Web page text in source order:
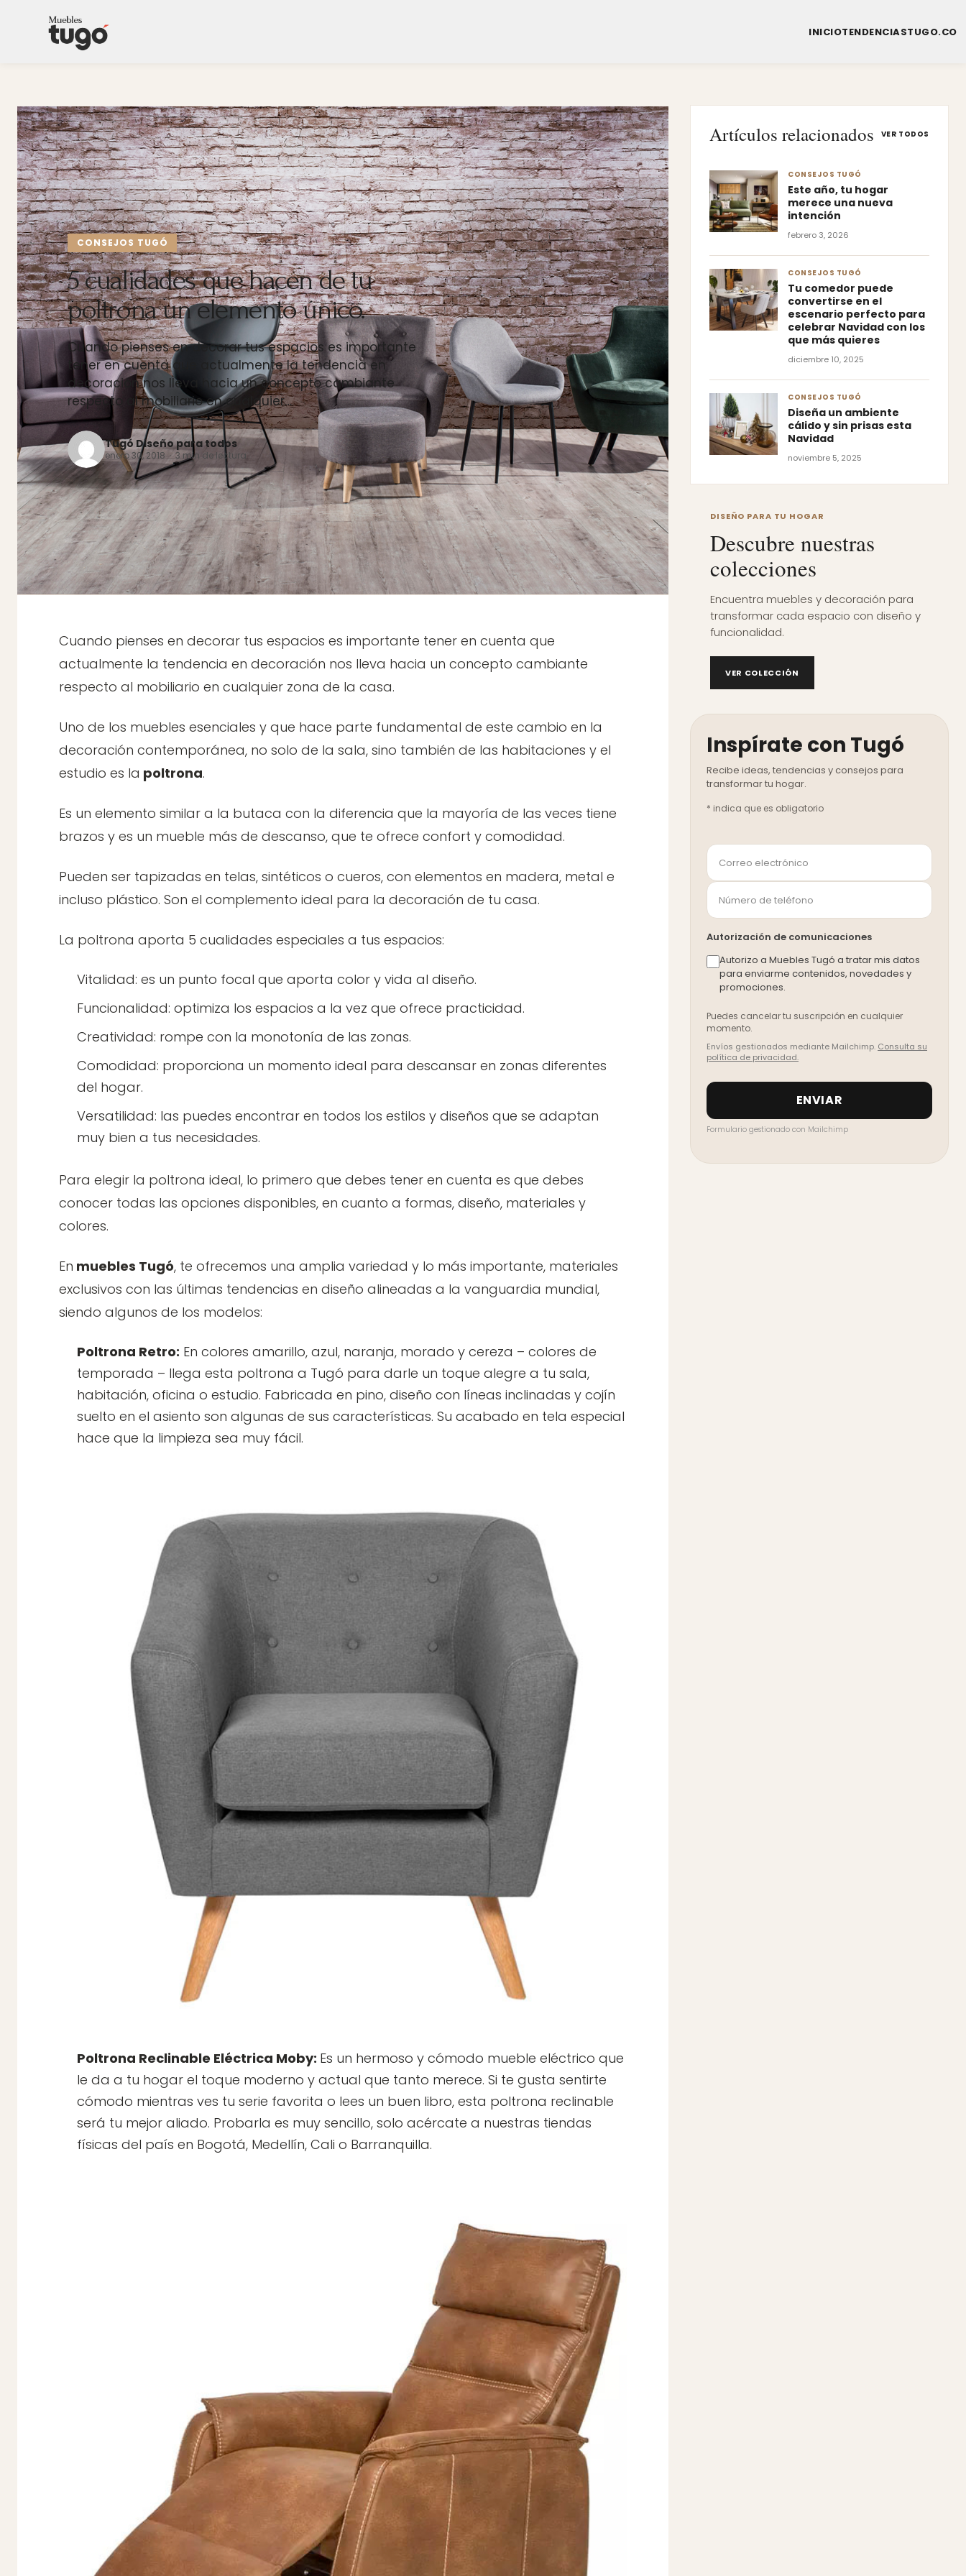
CONSEJOS TUGÓ
5 cualidades que hacen de tu
poltrona un elemento único.
Cuando pienses en decorar tus espacios es importante
tener en cuenta que actualmente la tendencia en
decoración nos lleva hacia un concepto cambiante
respecto al mobiliario en cualquier…
Tugó Diseño para todos
enero 30, 2018 · 3 min de lectura
Cuando pienses en decorar tus espacios es importante tener en cuenta que
actualmente la tendencia en decoración nos lleva hacia un concepto cambiante
respecto al mobiliario en cualquier zona de la casa.
Uno de los muebles esenciales y que hace parte fundamental de este cambio en la
decoración contemporánea, no solo de la sala, sino también de las habitaciones y el
estudio es la poltrona.
Es un elemento similar a la butaca con la diferencia que la mayoría de las veces tiene
brazos y es un mueble más de descanso, que te ofrece confort y comodidad.
Pueden ser tapizadas en telas, sintéticos o cueros, con elementos en madera, metal e
incluso plástico. Son el complemento ideal para la decoración de tu casa.
La poltrona aporta 5 cualidades especiales a tus espacios:
Vitalidad: es un punto focal que aporta color y vida al diseño.
Funcionalidad: optimiza los espacios a la vez que ofrece practicidad.
Creatividad: rompe con la monotonía de las zonas.
Comodidad: proporciona un momento ideal para descansar en zonas diferentes
del hogar.
Versatilidad: las puedes encontrar en todos los estilos y diseños que se adaptan
muy bien a tus necesidades.
Para elegir la poltrona ideal, lo primero que debes tener en cuenta es que debes
conocer todas las opciones disponibles, en cuanto a formas, diseño, materiales y
colores.
En muebles Tugó, te ofrecemos una amplia variedad y lo más importante, materiales
exclusivos con las últimas tendencias en diseño alineadas a la vanguardia mundial,
siendo algunos de los modelos:
Poltrona Retro: En colores amarillo, azul, naranja, morado y cereza – colores de
temporada – llega esta poltrona a Tugó para darle un toque alegre a tu sala,
habitación, oficina o estudio. Fabricada en pino, diseño con líneas inclinadas y cojín
suelto en el asiento son algunas de sus características. Su acabado en tela especial
hace que la limpieza sea muy fácil.
Poltrona Reclinable Eléctrica Moby: Es un hermoso y cómodo mueble eléctrico que
le da a tu hogar el toque moderno y actual que tanto merece. Si te gusta sentirte
cómodo mientras ves tu serie favorita o lees un buen libro, esta poltrona reclinable
será tu mejor aliado. Probarla es muy sencillo, solo acércate a nuestras tiendas
físicas del país en Bogotá, Medellín, Cali o Barranquilla.
Artículos relacionados VER TODOS
CONSEJOS TUGÓ
Este año, tu hogar
merece una nueva
intención
febrero 3, 2026
CONSEJOS TUGÓ
Tu comedor puede
convertirse en el
escenario perfecto para
celebrar Navidad con los
que más quieres
diciembre 10, 2025
CONSEJOS TUGÓ
Diseña un ambiente
cálido y sin prisas esta
Navidad
noviembre 5, 2025
DISEÑO PARA TU HOGAR
Descubre nuestras
colecciones
Encuentra muebles y decoración para
transformar cada espacio con diseño y
funcionalidad.
VER COLECCIÓN
Inspírate con Tugó
* indica que es obligatorio
Autorización de comunicaciones
Autorizo a Muebles Tugó a tratar mis datos
para enviarme contenidos, novedades y
promociones.
Puedes cancelar tu suscripción en cualquier
momento.
Envíos gestionados mediante Mailchimp. Consulta su
política de privacidad.
Formulario gestionado con Mailchimp
INICIOTENDENCIASTUGO.CO